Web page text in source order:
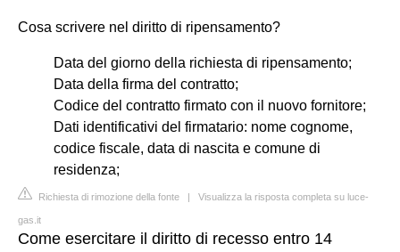
Cosa scrivere nel diritto di ripensamento?
Data del giorno della richiesta di ripensamento;
Data della firma del contratto;
Codice del contratto firmato con il nuovo fornitore;
Dati identificativi del firmatario: nome cognome,
codice fiscale, data di nascita e comune di
residenza;
Richiesta di rimozione della fonte | Visualizza la risposta completa su luce-
gas.it
Come esercitare il diritto di recesso entro 14